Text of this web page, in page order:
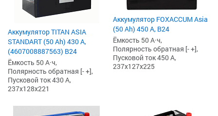
Аккумулятор TITAN ASIA
STANDART (50 Ah) 430 А,
(4607008887563) B24
Ёмкость 50 А·ч,
Полярность обратная [- +],
Пусковой ток 430 А,
237x128x221
Аккумулятор FOXACCUM Asia
(50 Ah) 450 А, B24
Ёмкость 50 А·ч,
Полярность обратная [- +],
Пусковой ток 450 А,
237x127x225